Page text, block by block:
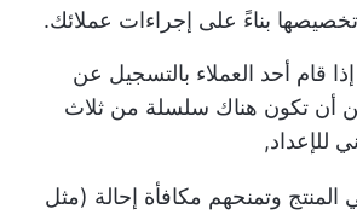
وتخصيصها بناءً على إجراءات عملائك.
قام أحد العملاء بالتسجيل عن
أن تكون هناك سلسلة من ثلاث
للإعداد,
وتمنحهم مكافأة إحالة (مثل